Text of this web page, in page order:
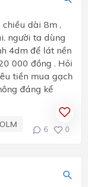
chiều dài 8m ,
người ta dùng
4dm để lát nền
000 đồng . Hỏi
tiền mua gạch
đáng kể
6 0